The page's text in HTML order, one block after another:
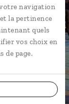
navigation
la pertinence
quels
vos choix en
de page.
nos studios
email ou
avant,